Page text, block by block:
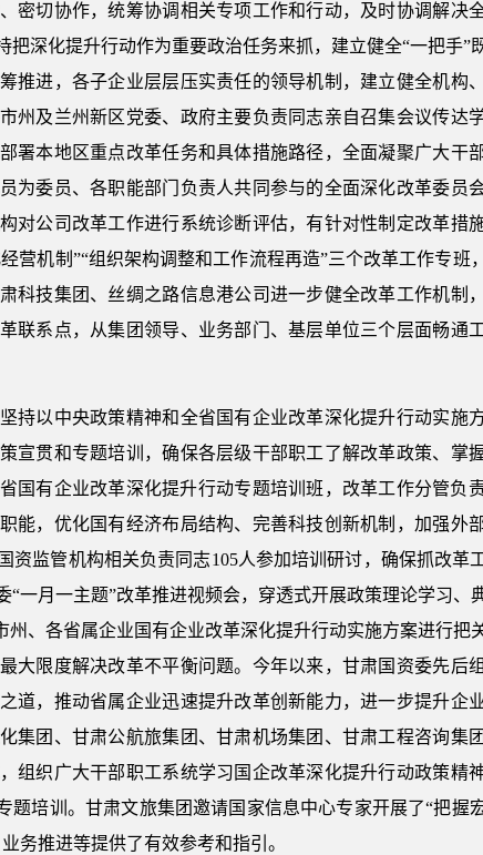
密切协作，统筹协调相关专项工作和行动，及时协调解决
深化提升行动作为重要政治任务来抓，建立健全“一把手”
推进，各子企业层层压实责任的领导机制，建立健全机构
州及兰州新区党委、政府主要负责同志亲自召集会议传达
署本地区重点改革任务和具体措施路径，全面凝聚广大干
为委员、各职能部门负责人共同参与的全面深化改革委员
对公司改革工作进行系统诊断评估，有针对性制定改革措
营机制”“组织架构调整和工作流程再造”三个改革工作专班
科技集团、丝绸之路信息港公司进一步健全改革工作机制
联系点，从集团领导、业务部门、基层单位三个层面畅通
坚持以中央政策精神和全省国有企业改革深化提升行动实施
宣贯和专题培训，确保各层级干部职工了解改革政策、掌
国有企业改革深化提升行动专题培训班，改革工作分管负
能，优化国有经济布局结构、完善科技创新机制，加强外
资监管机构相关负责同志105人参加培训研讨，确保抓改革
一月一主题”改革推进视频会，穿透式开展政策理论学习、
州、各省属企业国有企业改革深化提升行动实施方案进行把
大限度解决改革不平衡问题。今年以来，甘肃国资委先后
道，推动省属企业迅速提升改革创新能力，进一步提升企
集团、甘肃公航旅集团、甘肃机场集团、甘肃工程咨询集
组织广大干部职工系统学习国企改革深化提升行动政策精
题培训。甘肃文旅集团邀请国家信息中心专家开展了“把握
务推进等提供了有效参考和指引。